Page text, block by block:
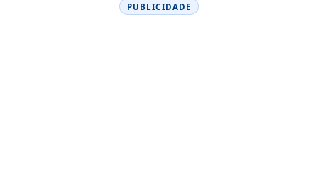
PUBLICIDADE